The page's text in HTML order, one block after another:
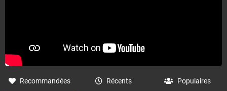
Recommandées Récents Populaires